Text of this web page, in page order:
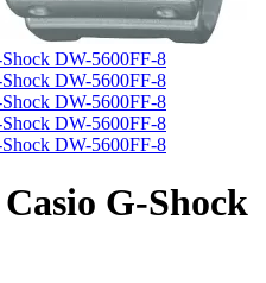
G-Shock